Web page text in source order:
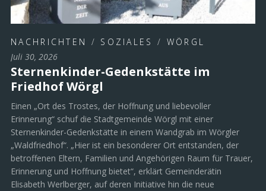
NACHRICHTEN / SOZIALES / WÖRGL
Juli 30, 2026
Sternenkinder-Gedenkstätte im
Friedhof Wörgl
Einen „Ort des Trostes, der Hoffnung und liebevoller
Erinnerung“ schuf die Stadtgemeinde Wörgl mit einer
Sternenkinder-Gedenkstätte in einem Wandgrab im Wörgler
„Waldfriedhof“. „Hier ist ein besonderer Ort entstanden, der
betroffenen Eltern, Familien und Angehörigen Raum für Trauer,
Erinnerung und Hoffnung bietet“, erklärt Gemeinderätin
Elisabeth Werlberger, auf deren Initiative hin die neue